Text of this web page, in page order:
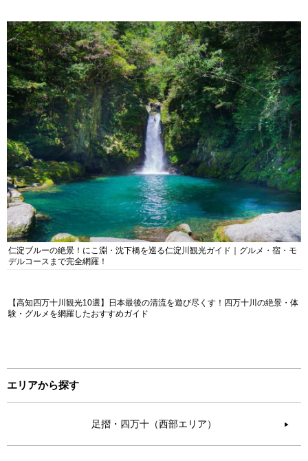
仁淀ブルーの絶景！にこ淵・沈下橋を巡る仁淀川観光ガイド｜グルメ・宿・モ
デルコースまで完全網羅！
【高知四万十川観光10選】日本最後の清流を遊び尽くす！四万十川の絶景・体
験・グルメを網羅したおすすめガイド
エリアから探す
足摺・四万十（西部エリア） ▶︎